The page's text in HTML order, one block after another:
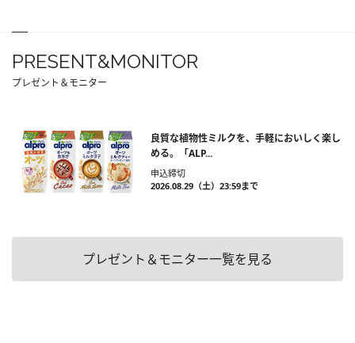
PRESENT&MONITOR
プレゼント＆モニター
良質な植物性ミルクを、手軽においしく楽し
める。「ALP...
申込締切
2026.08.29（土）23:59まで
プレゼント＆モニター一覧を見る